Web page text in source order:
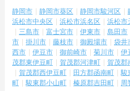
静岡市 静岡市葵区 静岡市駿河区
浜松市中央区
浜松市浜名区 浜松市
三島市
富士宮市 伊東市 島田市
市
掛川市 藤枝市 御殿場市 袋井
西市
伊豆市 御前崎市 菊川市 伊
茂郡東伊豆町
賀茂郡河津町 賀茂郡
賀茂郡西伊豆町
田方郡函南町 駿
町
駿東郡小山町 榛原郡吉田町 周